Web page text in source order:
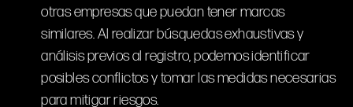
otras empresas que puedan tener marcas
similares. Al realizar búsquedas exhaustivas y
análisis previos al registro, podemos identificar
posibles conflictos y tomar las medidas necesarias
para mitigar riesgos.